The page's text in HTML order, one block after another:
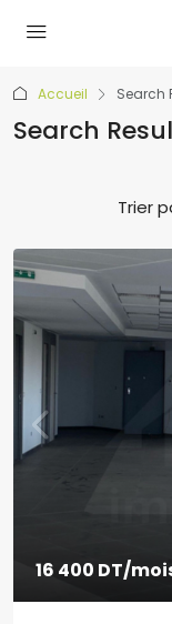
Accueil Search
Search
Trier
16 400 DT/